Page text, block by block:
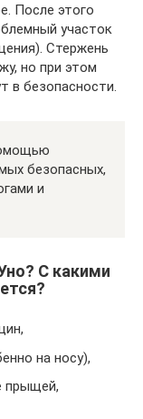
После этого
участок
Стержень
но при этом
в безопасности.
безопасных,
и
С какими
на носу),
прыщей,